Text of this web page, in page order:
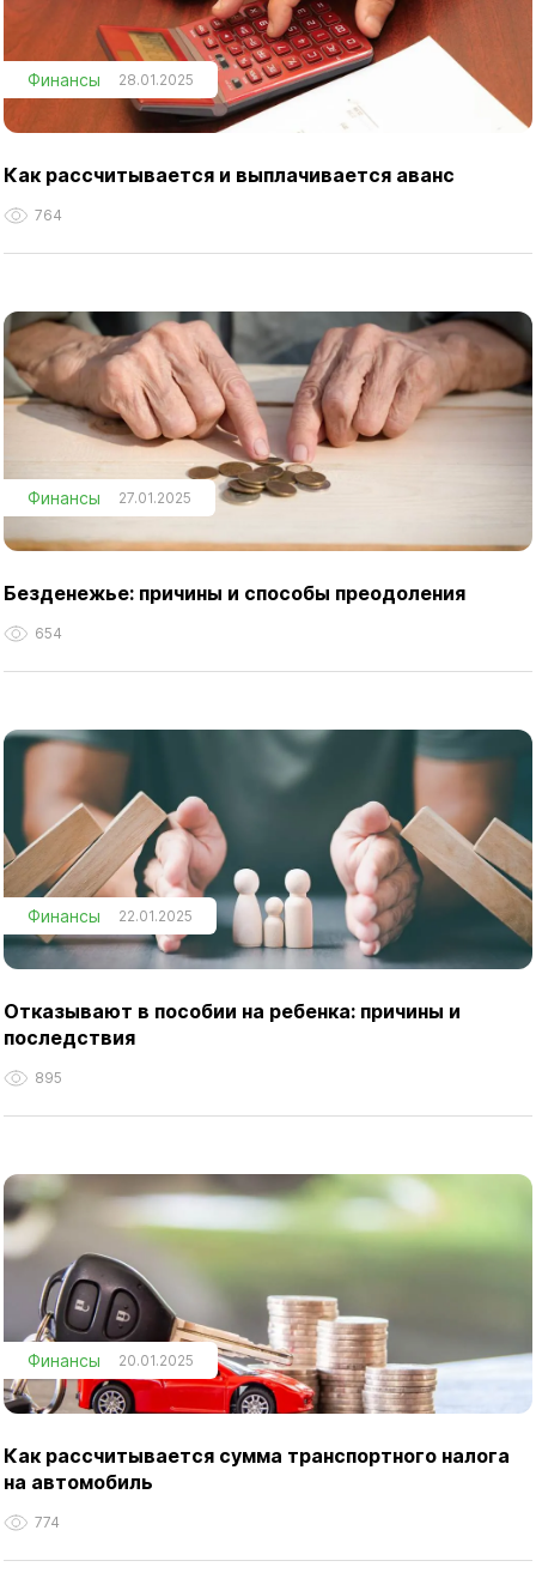
Финансы 28.01.2025
Как рассчитывается и выплачивается аванс
764
Финансы 27.01.2025
Безденежье: причины и способы преодоления
654
Финансы 22.01.2025
Отказывают в пособии на ребенка: причины и
последствия
895
Финансы 20.01.2025
Как рассчитывается сумма транспортного налога
на автомобиль
774